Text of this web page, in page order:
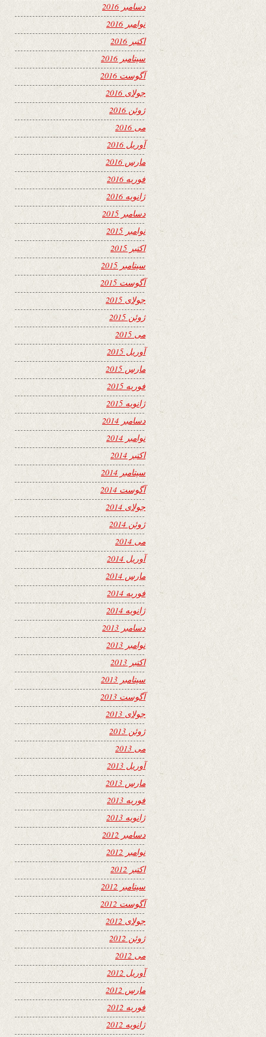
دسامبر 2016
نوامبر 2016
اکتبر 2016
سپتامبر 2016
آگوست 2016
جولای 2016
ژوئن 2016
می 2016
آوریل 2016
مارس 2016
فوریه 2016
ژانویه 2016
دسامبر 2015
نوامبر 2015
اکتبر 2015
سپتامبر 2015
آگوست 2015
جولای 2015
ژوئن 2015
می 2015
آوریل 2015
مارس 2015
فوریه 2015
ژانویه 2015
دسامبر 2014
نوامبر 2014
اکتبر 2014
سپتامبر 2014
آگوست 2014
جولای 2014
ژوئن 2014
می 2014
آوریل 2014
مارس 2014
فوریه 2014
ژانویه 2014
دسامبر 2013
نوامبر 2013
اکتبر 2013
سپتامبر 2013
آگوست 2013
جولای 2013
ژوئن 2013
می 2013
آوریل 2013
مارس 2013
فوریه 2013
ژانویه 2013
دسامبر 2012
نوامبر 2012
اکتبر 2012
سپتامبر 2012
آگوست 2012
جولای 2012
ژوئن 2012
می 2012
آوریل 2012
مارس 2012
فوریه 2012
ژانویه 2012